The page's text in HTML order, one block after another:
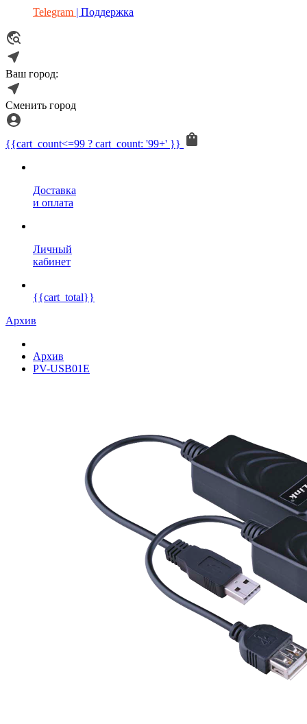
Telegram | Поддержка
Ваш город:
Сменить город
{{cart_count<=99 ? cart_count: '99+' }}
Доставка
и оплата
Личный
кабинет
{{cart_total}}
Архив
Архив
PV-USB01E